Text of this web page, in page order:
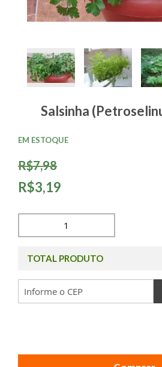
Salsinha
R$7,98
R$3,19
EM ESTOQUE
TOTAL PRODUTO